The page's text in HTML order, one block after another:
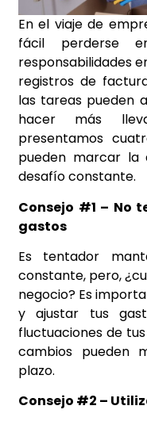
En el viaje de
fácil perderse
responsabilidades
registros de
las tareas pueden
hacer más
presentamos
pueden marcar
desafío constante.
Consejo #1 – No
gastos
Es tentador
constante, pero,
negocio? Es
y ajustar tus
fluctuaciones de
cambios pueden
plazo.
Consejo #2 –